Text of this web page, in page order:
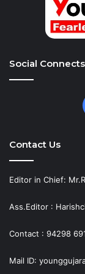
Social Connects
Contact Us
Editor in Chief:
Ass.Editor :
Contact : 94298
Mail ID: